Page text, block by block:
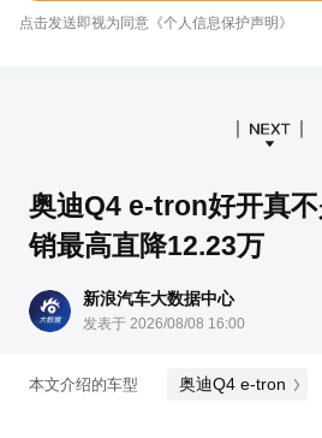
点击发送即视为同意《个人信息保护声明》
奥迪Q4 e-tron好开真
销最高直降12.23万
新浪汽车大数据中心
发表于 2026/08/08 16:00
本文介绍的车型 奥迪Q4 e-tron